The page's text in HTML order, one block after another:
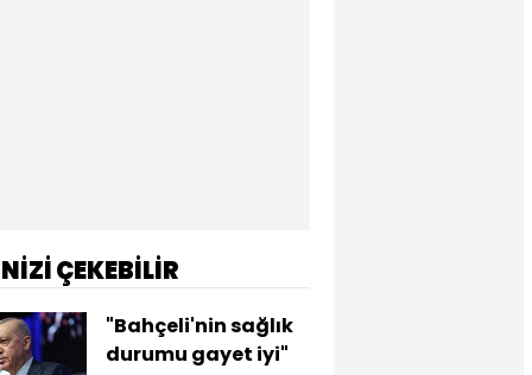
ÇEKEBİLİR
"Bahçeli'nin sağlık
durumu gayet iyi"